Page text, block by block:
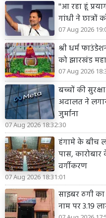
''आ रहा हूं
गांधी ने छात्रों
07 Aug 2026
श्री धर्म
को झारखंड
07 Aug 2026
बच्चों की
अदालत ने
जुर्माना
07 Aug 2026 18:32:30
हंगामे के बीच
पास,
वर्गीकरण
07 Aug 2026 18:31:01
साइबर ठगी का
नाम पर 3.19